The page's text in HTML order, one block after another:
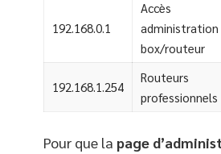
192.168.0.1
Accès
administration
box/routeur
192.168.1.254
Routeurs
professionnels
Pour que la page